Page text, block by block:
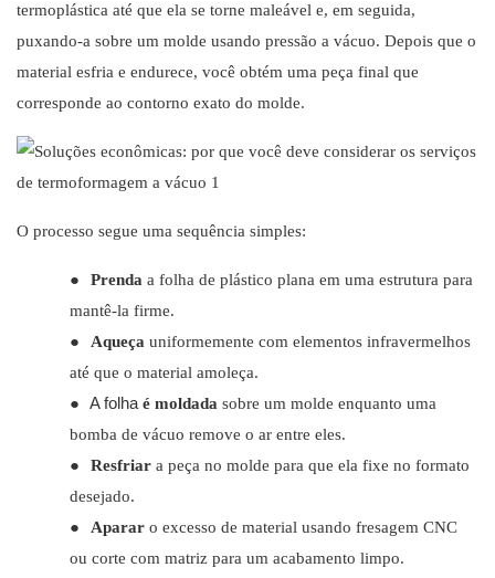
termoplástica até que ela se torne maleável e, em seguida,
puxando-a sobre um molde usando pressão a vácuo. Depois que o
material esfria e endurece, você obtém uma peça final que
corresponde ao contorno exato do molde.
O processo segue uma sequência simples:
● Prenda a folha de plástico plana em uma estrutura para
mantê-la firme.
●
Aqueça uniformemente com elementos infravermelhos
até que o material amoleça.
●
A folha é moldada sobre um molde enquanto uma
bomba de vácuo remove o ar entre eles.
●
Resfriar a peça no molde para que ela fixe no formato
desejado.
●
Aparar o excesso de material usando fresagem CNC
ou corte com matriz para um acabamento limpo.